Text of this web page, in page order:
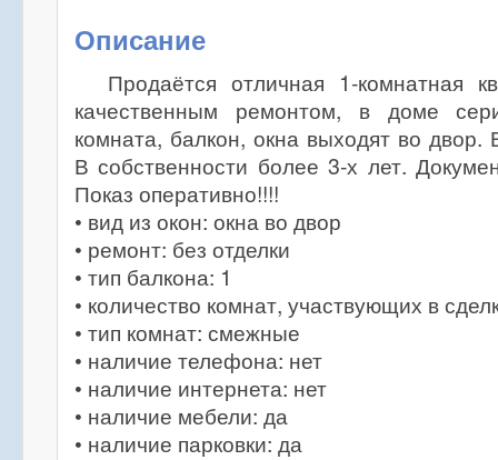
Описание
Продаётся отличная 1-комнатная
качественным ремонтом, в доме
комната, балкон, окна выходят во двор.
В собственности более 3-х лет.
Показ оперативно!!!!
• вид из окон: окна во двор
• ремонт: без отделки
• тип балкона: 1
• количество комнат, участвующих в
• тип комнат: смежные
• наличие телефона: нет
• наличие интернета: нет
• наличие мебели: да
• наличие парковки: да